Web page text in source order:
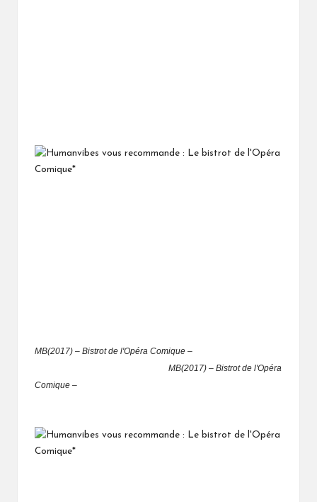
MB(2017) – Bistrot de l'Opéra Comique –
MB(2017) – Bistrot de l'Opéra
Comique –